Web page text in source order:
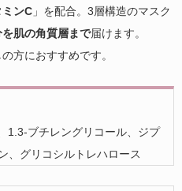
ンC 」を配合。3層構造のマスク
肌の角質層まで届けます。
方におすすめです。
1.3-ブチレングリコール、ジプ
、グリコシルトレハロース